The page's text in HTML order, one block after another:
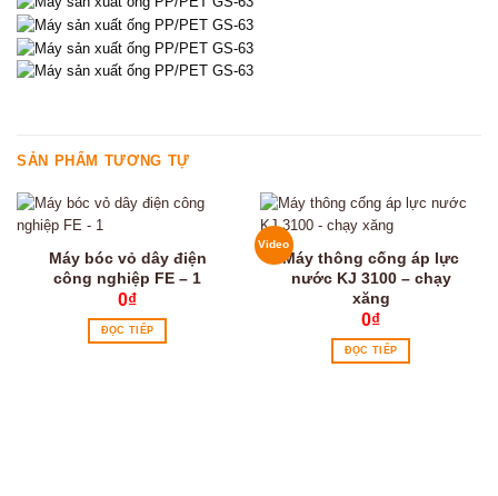
SẢN PHẨM TƯƠNG TỰ
Máy bóc vỏ dây điện
công nghiệp FE – 1
0₫
ĐỌC TIẾP
Video
Máy thông cống áp lực
nước KJ 3100 – chạy
xăng
0₫
ĐỌC TIẾP